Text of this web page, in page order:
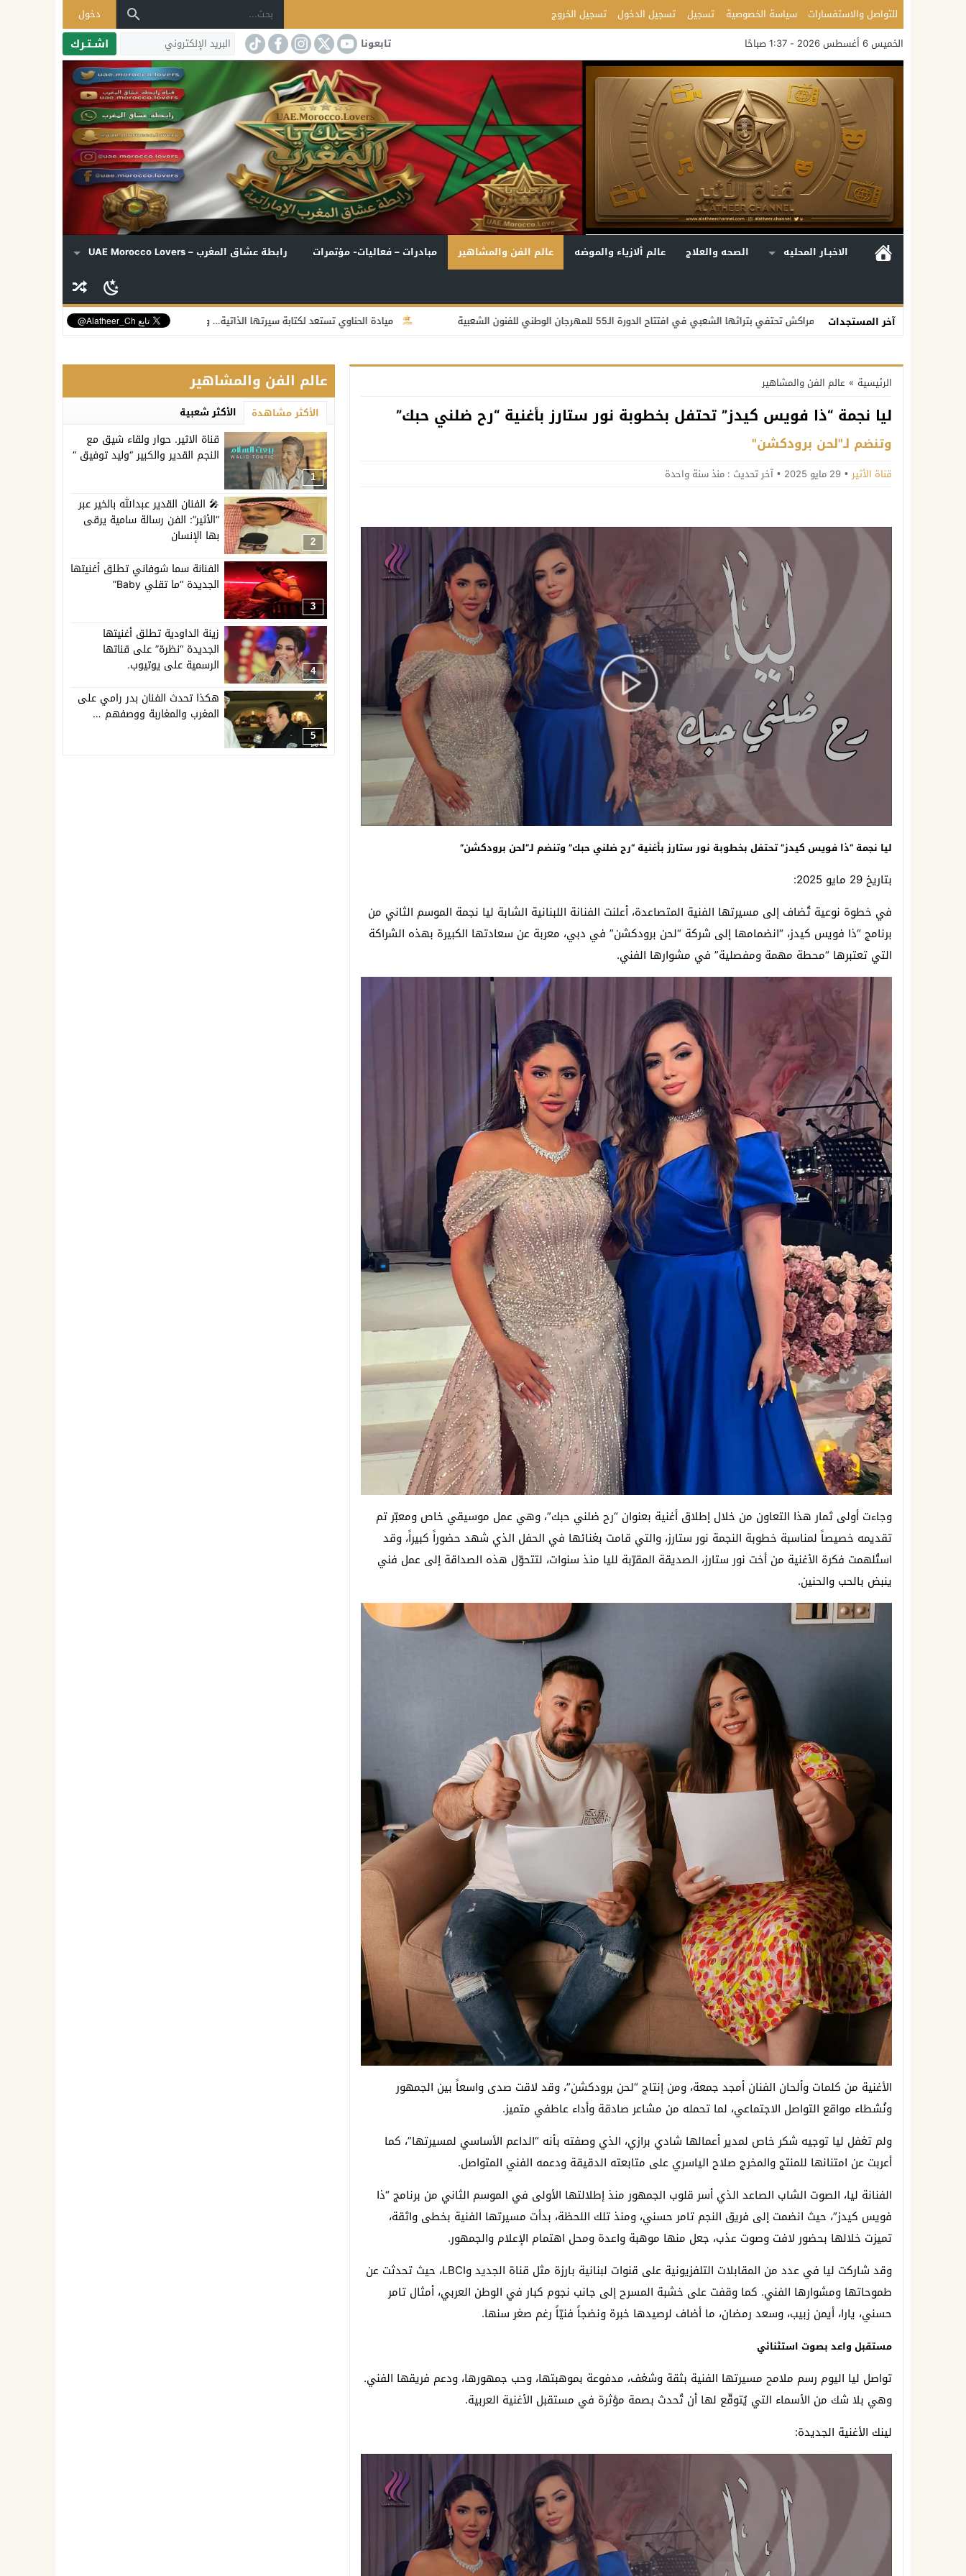
للتواصل والاستفسارات سياسة الخصوصية تسجيل تسجيل الدخول تسجيل الخروج
دخول
الخميس 6 أغسطس 2026 - 1:37 صباحًا
تابعونا اشـتـرك
الاخبـار المحليه الصحه والعلاج عالم ألازياء والموضه عالم الفن والمشاهير مبادرات – فعاليات- مؤتمرات رابطة عشاق المغرب – UAE Morocco Lovers
آخر المستجدات ميادة الحناوي تستعد لكتابة سيرتها الذاتية… ومسلسل مرتقب يكشف أسراراً تُروى للمرة الأولى بريطانيا تؤكد بقاء مراكش تحتفي بتراثها الشعبي في افتتاح الدورة الـ55 للمهرجان الوطني للفنون الشعبية
الرئيسية » عالم الفن والمشاهير
ليا نجمة “ذا فويس كيدز” تحتفل بخطوبة نور ستارز بأغنية “رح ضلني حبك”
وتنضم لـ"لحن برودكشن"
قناة الأثير 29 مايو 2025 آخر تحديث : منذ سنة واحدة
ليا نجمة “ذا فويس كيدز” تحتفل بخطوبة نور ستارز بأغنية “رح ضلني حبك” وتنضم لـ”لحن برودكشن”
بتاريخ 29 مايو 2025:
في خطوة نوعية تُضاف إلى مسيرتها الفنية المتصاعدة، أعلنت الفنانة اللبنانية الشابة ليا نجمة الموسم الثاني من
برنامج “ذا فويس كيدز، “انضمامها إلى شركة “لحن برودكشن” في دبي، معربة عن سعادتها الكبيرة بهذه الشراكة
التي تعتبرها “محطة مهمة ومفصلية” في مشوارها الفني.
وجاءت أولى ثمار هذا التعاون من خلال إطلاق أغنية بعنوان “رح ضلني حبك”، وهي عمل موسيقي خاص ومعبّر تم
تقديمه خصيصاً لمناسبة خطوبة النجمة نور ستارز، والتي قامت بغنائها في الحفل الذي شهد حضوراً كبيراً، وقد
استُلهمت فكرة الأغنية من أخت نور ستارز، الصديقة المقرّبة لليا منذ سنوات، لتتحوّل هذه الصداقة إلى عمل فني
ينبض بالحب والحنين.
الأغنية من كلمات وألحان الفنان أمجد جمعة، ومن إنتاج “لحن برودكشن”، وقد لاقت صدى واسعاً بين الجمهور
ونُشطاء مواقع التواصل الاجتماعي، لما تحمله من مشاعر صادقة وأداء عاطفي متميز.
ولم تغفل ليا توجيه شكر خاص لمدير أعمالها شادي برازي، الذي وصفته بأنه “الداعم الأساسي لمسيرتها”، كما
أعربت عن امتنانها للمنتج والمخرج صلاح الياسري على متابعته الدقيقة ودعمه الفني المتواصل.
الفنانة ليا، الصوت الشاب الصاعد الذي أسر قلوب الجمهور منذ إطلالتها الأولى في الموسم الثاني من برنامج “ذا
فويس كيدز”، حيث انضمت إلى فريق النجم تامر حسني، ومنذ تلك اللحظة، بدأت مسيرتها الفنية بخطى واثقة،
تميزت خلالها بحضور لافت وصوت عذب، جعل منها موهبة واعدة ومحل اهتمام الإعلام والجمهور.
وقد شاركت ليا في عدد من المقابلات التلفزيونية على قنوات لبنانية بارزة مثل قناة الجديد وLBCI، حيث تحدثت عن
طموحاتها ومشوارها الفني. كما وقفت على خشبة المسرح إلى جانب نجوم كبار في الوطن العربي، أمثال تامر
حسني، يارا، أيمن زبيب، وسعد رمضان، ما أضاف لرصيدها خبرة ونضجاً فنيّاً رغم صغر سنها.
مستقبل واعد بصوت استثنائي
تواصل ليا اليوم رسم ملامح مسيرتها الفنية بثقة وشغف، مدفوعة بموهبتها، وحب جمهورها، ودعم فريقها الفني.
وهي بلا شك من الأسماء التي يُتوقّع لها أن تُحدث بصمة مؤثرة في مستقبل الأغنية العربية.
لينك الأغنية الجديدة:
عالم الفن والمشاهير
الأكثر مشاهدة الأكثر شعبية
1
قناة الاثير. حوار ولقاء شيق مع
النجم القدير والكبير “وليد توفيق “
2
🎤 الفنان القدير عبدالله بالخير عبر
“الأثير”: الفن رسالة سامية يرقى
بها الإنسان
3
الفنانة سما شوفاني تطلق أغنيتها
الجديدة “ما تقلي Baby”
4
زينة الداودية تطلق أغنيتها
الجديدة “نظرة” على قناتها
الرسمية على يوتيوب.
5
هكذا تحدث الفنان بدر رامي على
المغرب والمغاربة ووصفهم …